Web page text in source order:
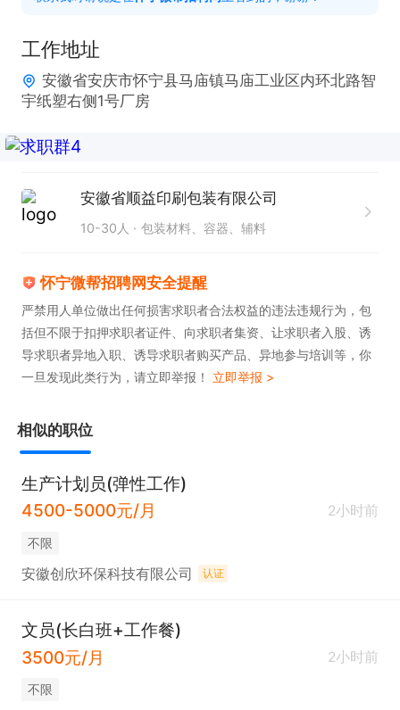
工作地址
安徽省安庆市怀宁县马庙镇马庙工业区内环北路智
宇纸塑右侧1号厂房
安徽省顺益印刷包装有限公司
10-30人 包装材料、容器、辅料
怀宁微帮招聘网安全提醒
严禁用人单位做出任何损害求职者合法权益的违法违规行为，包
括但不限于扣押求职者证件、向求职者集资、让求职者入股、诱
导求职者异地入职、诱导求职者购买产品、异地参与培训等，你
一旦发现此类行为，请立即举报！ 立即举报 >
相似的职位
生产计划员(弹性工作)
4500-5000元/月
2小时前
不限
安徽创欣环保科技有限公司 认证
文员(长白班+工作餐)
3500元/月
2小时前
不限